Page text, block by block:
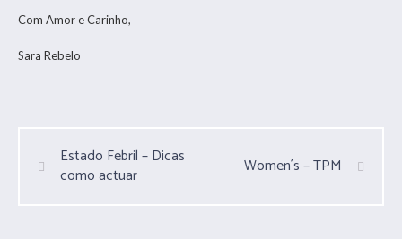
Com Amor e Carinho,
Sara Rebelo
Estado Febril – Dicas
como actuar
Women´s – TPM